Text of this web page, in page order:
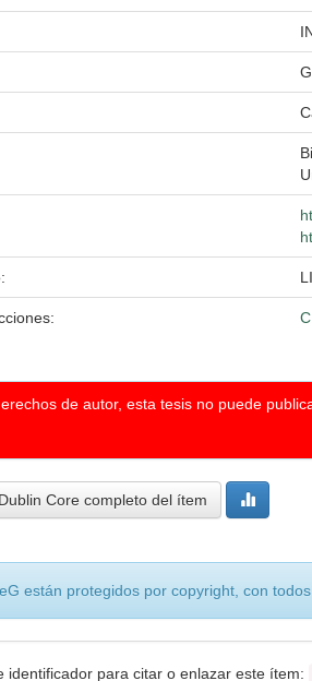
de autor, esta tesis no puede
Core completo del ítem
están protegidos por copyright, con
identificador para citar o enlazar este ítem: